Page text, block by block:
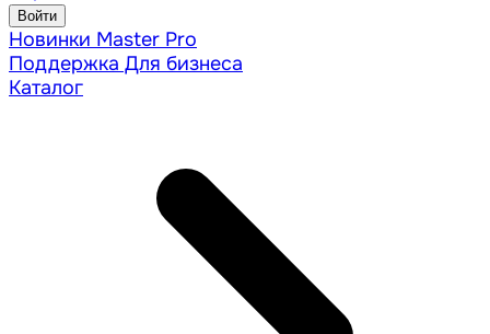
Войти
Новинки Master Pro
Поддержка Для бизнеса
Каталог